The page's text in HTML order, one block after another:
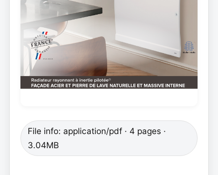
File info: application/pdf · 4 pages ·
3.04MB